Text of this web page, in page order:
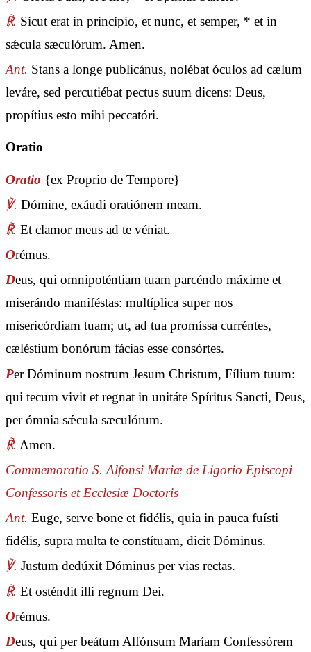
℟. Sicut erat in princípio, et nunc, et semper, * et in
sǽcula sæculórum. Amen.
Ant. Stans a longe publicánus, nolébat óculos ad cælum
leváre, sed percutiébat pectus suum dicens: Deus,
propítius esto mihi peccatóri.
Oratio
Oratio {ex Proprio de Tempore}
℣. Dómine, exáudi oratiónem meam.
℟. Et clamor meus ad te véniat.
Orémus.
Deus, qui omnipoténtiam tuam parcéndo máxime et
miserándo maniféstas: multíplica super nos
misericórdiam tuam; ut, ad tua promíssa curréntes,
cæléstium bonórum fácias esse consórtes.
Per Dóminum nostrum Jesum Christum, Fílium tuum:
qui tecum vivit et regnat in unitáte Spíritus Sancti, Deus,
per ómnia sǽcula sæculórum.
℟. Amen.
Commemoratio S. Alfonsi Mariæ de Ligorio Episcopi
Confessoris et Ecclesiæ Doctoris
Ant. Euge, serve bone et fidélis, quia in pauca fuísti
fidélis, supra multa te constítuam, dicit Dóminus.
℣. Justum dedúxit Dóminus per vias rectas.
℟. Et osténdit illi regnum Dei.
Orémus.
Deus, qui per beátum Alfónsum Maríam Confessórem